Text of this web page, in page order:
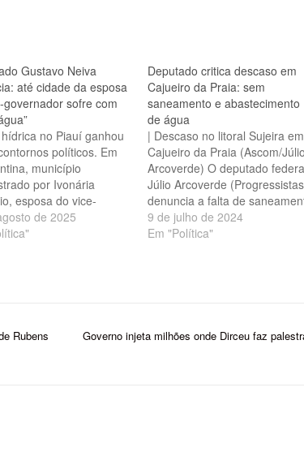
Gustavo Neiva
até cidade da esposa
governador sofre com
no Piauí ganhou
políticos. Em
município
por Ivonária
esposa do vice-
Themístocles Filho,
enfrenta sérias
e da concessionária
de 2025
Deputado critica descaso em
Cajueiro da Praia: sem
saneamento e abastecimento
de água
| Descaso no litoral Sujeira em
Cajueiro da Praia (Ascom/Júlio
Arcoverde) O deputado
Júlio Arcoverde
denuncia a falta de
básico e de abastecimento de
água no município de Cajueiro
9 de julho de 2024
Em "Política"
Rubens
Governo injeta milhões onde Dirceu faz